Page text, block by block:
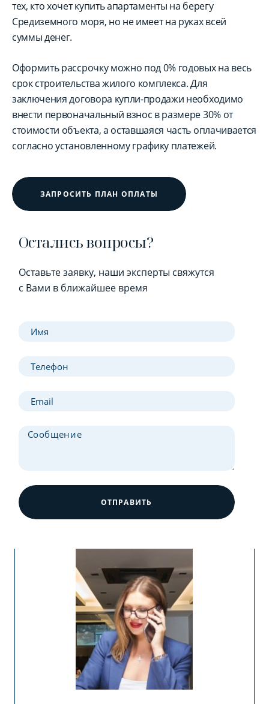
тех, кто хочет купить апартаменты на берегу
Средиземного моря, но не имеет на руках всей
суммы денег.
Оформить рассрочку можно под 0% годовых на весь
срок строительства жилого комплекса. Для
заключения договора купли-продажи необходимо
внести первоначальный взнос в размере 30% от
стоимости объекта, а оставшаяся часть оплачивается
согласно установленному графику платежей.
ЗАПРОСИТЬ ПЛАН ОПЛАТЫ
Остались вопросы?
Оставьте заявку, наши эксперты свяжутся
с Вами в ближайшее время
ОТПРАВИТЬ